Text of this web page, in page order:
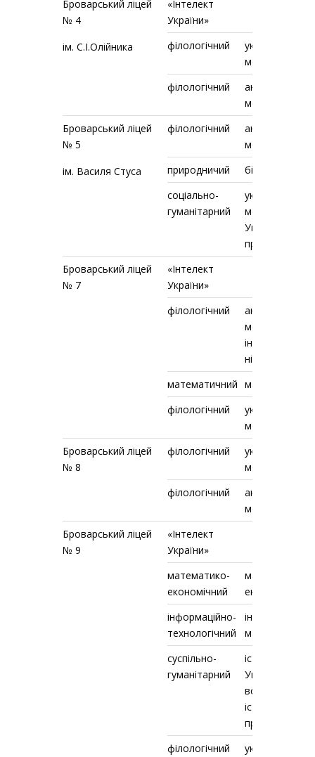
Броварський ліцей
№ 4
ім. С.І.Олійника
«Інтелект
України»
філологічний
українська
мова
філологічний
англійська
мова
Броварський ліцей
№ 5
ім. Василя Стуса
філологічний
англійська
мова
природничий
біологія, хімія
соціально-
гуманітарний
українська
мова, історія
України,
Броварський ліцей
№ 7
«Інтелект
України»
філологічний
англійська
мова та друга
іноземна –
німецька
математичний математика
філологічний
українська
мова
Броварський ліцей
№ 8
філологічний
українська
мова
філологічний
англійська
мова
Броварський ліцей
№ 9
«Інтелект
України»
математико-
економічний
математика,
економіка
інформаційно-
технологічний
інформатика,
математика
суспільно-
гуманітарний
історія
України,
всесвітня
історія,
філологічний
українська